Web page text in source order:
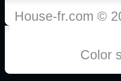
Salut tout le monde ! Je
House-fr.com ©
Color